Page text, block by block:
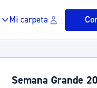
Mi carpeta
Semana Grande